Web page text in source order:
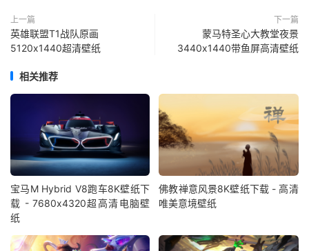
上一篇
英雄联盟T1战队原画
5120x1440超清壁纸
下一篇
蒙马特圣心大教堂夜景
3440x1440带鱼屏高清壁纸
相关推荐
宝马M Hybrid V8跑车8K壁纸下
载 - 7680x4320超高清电脑壁
纸
佛教禅意风景8K壁纸下载 - 高清
唯美意境壁纸